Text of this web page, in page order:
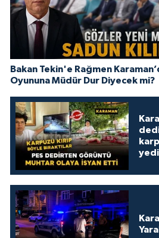
Bakan Tekin'e Rağmen
Oyununa Müdür Dur Diyecek mi?